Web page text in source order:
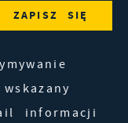
informacji